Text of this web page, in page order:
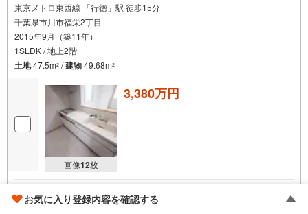
東京メトロ東西線 「行徳」駅 徒歩15分
千葉県市川市福栄2丁目
2015年9月（築11年）
1SLDK / 地上2階
土地47.5m2 /建物49.68m2
画像12枚
3,380万円
中央住宅 ポラス住まいの情報館 本八幡営業所
お気に入り登録内容を確認する